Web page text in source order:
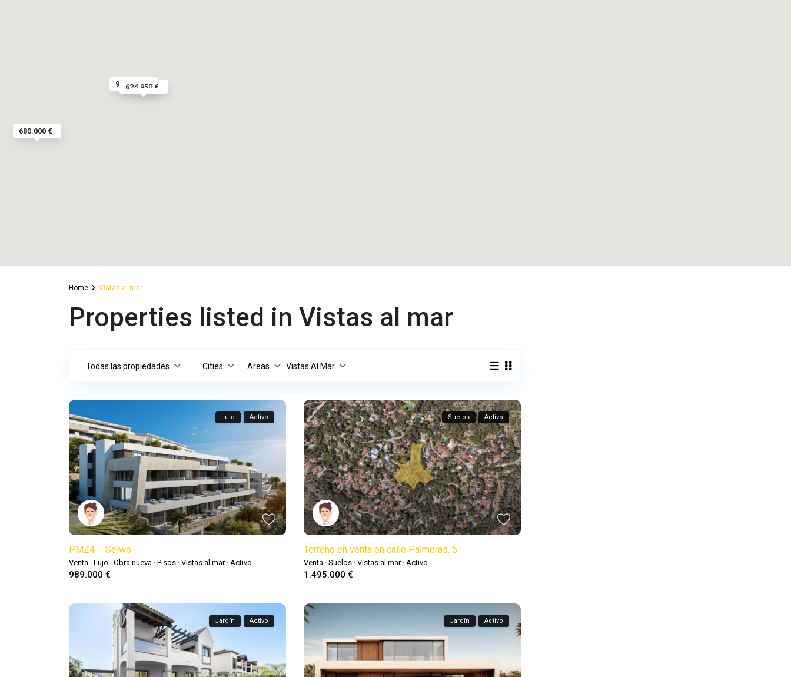
989.000 €
624.950 €
680.000 €
Home Vistas al mar
Properties listed in Vistas al mar
Todas las propiedades Cities Areas Vistas Al Mar
Lujo Activo
PMZ4 – Selwo
Venta · Lujo · Obra nueva · Pisos · Vistas al mar· Activo
989.000 €
Suelos Activo
Terreno en venta en calle Palmeras, 5
Venta · Suelos · Vistas al mar· Activo
1.495.000 €
Jardín Activo Jardín Activo